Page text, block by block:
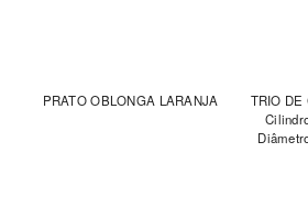
PRATO OBLONGA LARANJA
TRIO DE